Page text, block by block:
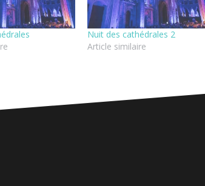
Nuit des cathédrales 2
Article similaire